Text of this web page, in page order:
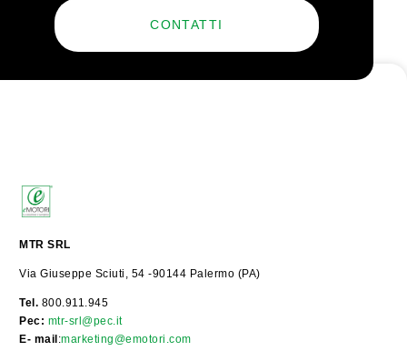
CONTATTI
MTR SRL
Via Giuseppe Sciuti, 54 -90144 Palermo (PA)
Tel. 800.911.945
Pec: mtr-srl@pec.it
E- mail :marketing@emotori.com